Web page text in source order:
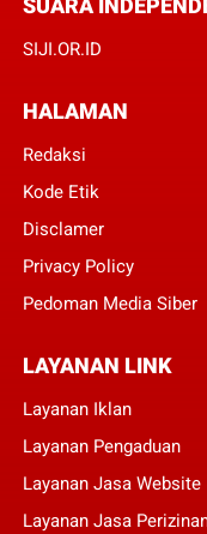
SUARA
SIJI.OR.ID
HALAMAN
Redaksi
Kode Etik
Disclamer
Privacy Policy
Pedoman Media Siber
LAYANAN LINK
Layanan Iklan
Layanan Pengaduan
Layanan Jasa Website
Layanan Jasa